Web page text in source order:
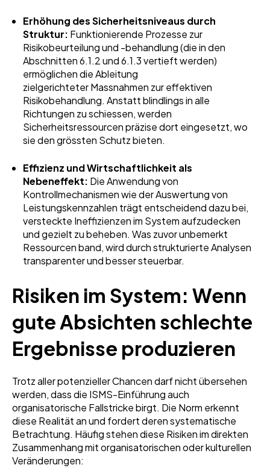
Erhöhung des Sicherheitsniveaus durch
Struktur: Funktionierende Prozesse zur
Risikobeurteilung und -behandlung (die in den
Abschnitten 6.1.2 und 6.1.3 vertieft werden)
ermöglichen die Ableitung
zielgerichteter Massnahmen zur effektiven
Risikobehandlung. Anstatt blindlings in alle
Richtungen zu schiessen, werden
Sicherheitsressourcen präzise dort eingesetzt, wo
sie den grössten Schutz bieten.
Effizienz und Wirtschaftlichkeit als
Nebeneffekt: Die Anwendung von
Kontrollmechanismen wie der Auswertung von
Leistungskennzahlen trägt entscheidend dazu bei,
versteckte Ineffizienzen im System aufzudecken
und gezielt zu beheben. Was zuvor unbemerkt
Ressourcen band, wird durch strukturierte Analysen
transparenter und besser steuerbar.
Risiken im System: Wenn
gute Absichten schlechte
Ergebnisse produzieren
Trotz aller potenzieller Chancen darf nicht übersehen
werden, dass die ISMS-Einführung auch
organisatorische Fallstricke birgt. Die Norm erkennt
diese Realität an und fordert deren systematische
Betrachtung. Häufig stehen diese Risiken im direkten
Zusammenhang mit organisatorischen oder kulturellen
Veränderungen: